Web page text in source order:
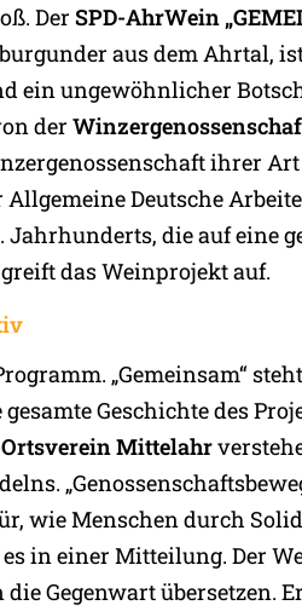
Der SPD-AhrWein
aus dem Ahrtal,
ein ungewöhnlicher
der
ihrer
Deutsche
Jahrhunderts, die auf eine
das Weinprojekt auf.
„Gemeinsam“
Geschichte des
Ortsverein Mittelahr
wie Menschen durch
in einer Mitteilung. Der
Gegenwart übersetzen.